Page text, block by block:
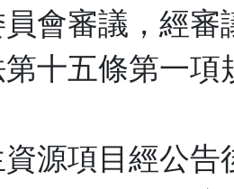
會審議，經審
十五條第一項
源項目經公告